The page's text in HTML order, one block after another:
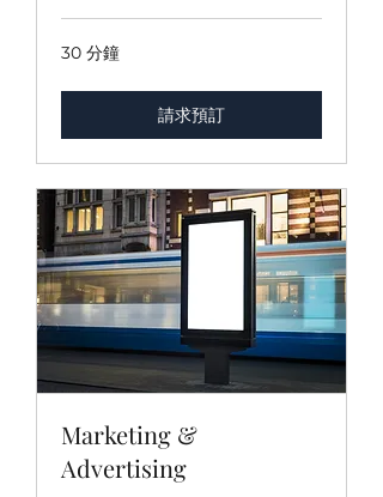
30 分鐘
請求預訂
Marketing &
Advertising